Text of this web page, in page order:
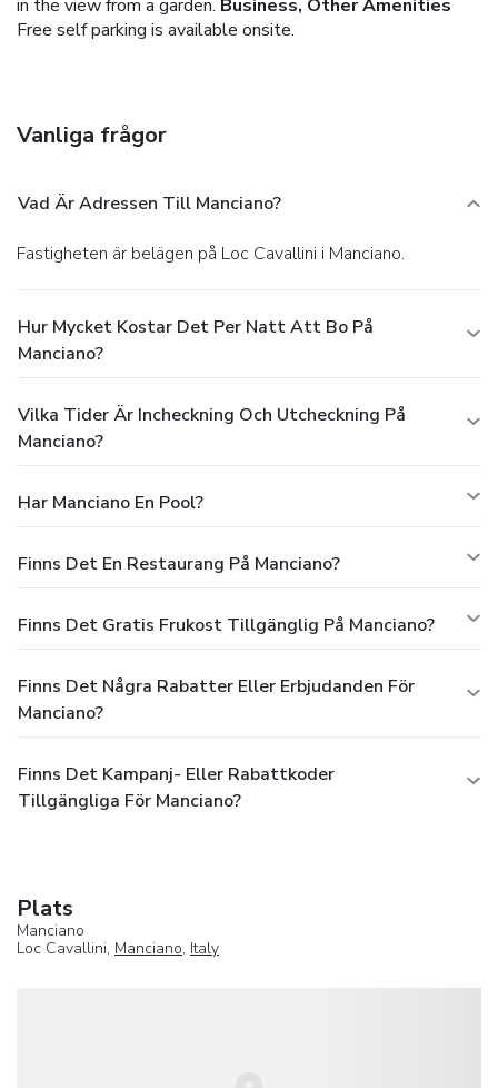
in the view from a garden. Business, Other Amenities
Free self parking is available onsite.
Vanliga frågor
Vad Är Adressen Till Manciano?
Fastigheten är belägen på Loc Cavallini i Manciano.
Hur Mycket Kostar Det Per Natt Att Bo På
Manciano?
Vilka Tider Är Incheckning Och Utcheckning På
Manciano?
Har Manciano En Pool?
Finns Det En Restaurang På Manciano?
Finns Det Gratis Frukost Tillgänglig På Manciano?
Finns Det Några Rabatter Eller Erbjudanden För
Manciano?
Finns Det Kampanj- Eller Rabattkoder
Tillgängliga För Manciano?
Plats
Manciano
Loc Cavallini, Manciano, Italy